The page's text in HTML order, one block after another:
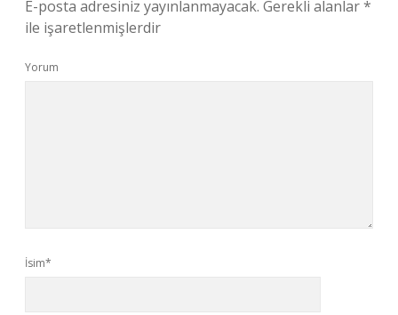
E-posta adresiniz yayınlanmayacak. Gerekli alanlar*
ile işaretlenmişlerdir
Yorum
İsim*